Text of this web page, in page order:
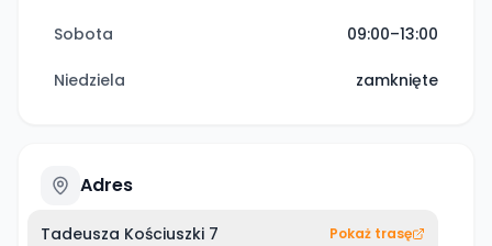
Sobota 09:00–13:00
Niedziela zamknięte
Adres
Tadeusza Kościuszki 7
Pokaż trasę